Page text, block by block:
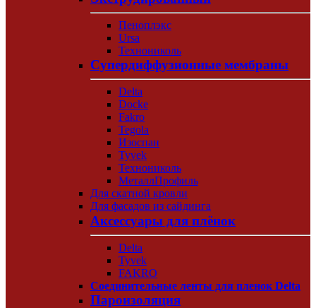
Пеноплэкс
Ursa
Технониколь
Супердиффузионные мембраны
Delta
Docke
Fakro
Tegola
Изоспан
Tyvek
Технониколь
МеталлПрофиль
Для скатной кровли
Для фасадов из сайдинга
Аксессуары для плёнок
Delta
Tyvek
FAKRO
Соединительные ленты для пленок Delta
Пароизоляция